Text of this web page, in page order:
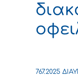
767.2025